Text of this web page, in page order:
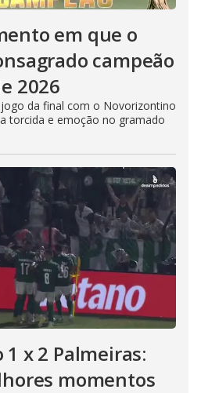
em que o
campeão
2026
da final com o Novorizontino
torcida e emoção no gramado
x 2 Palmeiras:
momentos